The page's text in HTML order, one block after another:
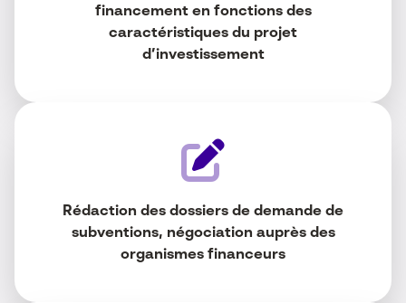
financement en fonctions des
caractéristiques du projet
d’investissement
Rédaction des dossiers de demande de
subventions, négociation auprès des
organismes financeurs